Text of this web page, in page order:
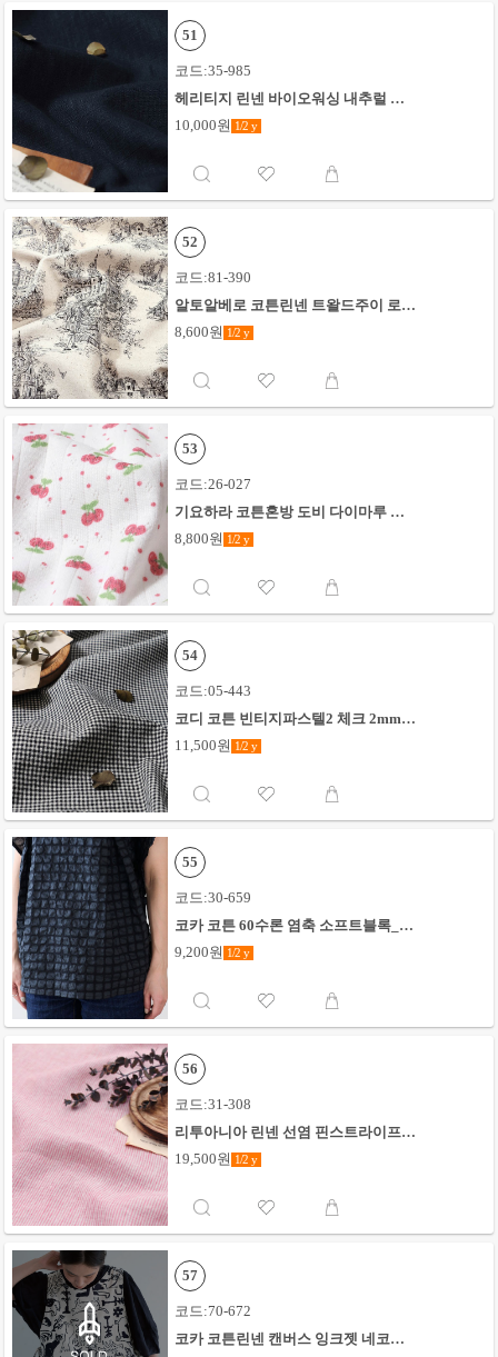
51
코드:35-985
헤리티지 린넨 바이오워싱 내추럴 무
10,000원 1/2 y
52
코드:81-390
알토알베로 코튼린넨 트왈드주이 로맨
8,600원 1/2 y
53
코드:26-027
기요하라 코튼혼방 도비 다이마루 오
8,800원 1/2 y
54
코드:05-443
코디 코튼 빈티지파스텔2 체크 2mm_
11,500원 1/2 y
55
코드:30-659
코카 코튼 60수론 염축 소프트블록_블
9,200원 1/2 y
56
코드:31-308
리투아니아 린넨 선염 핀스트라이프_
19,500원 1/2 y
57
코드:70-672
코카 코튼린넨 캔버스 잉크젯 네코노